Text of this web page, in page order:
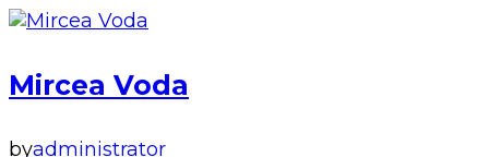
Mircea Voda
byadministrator